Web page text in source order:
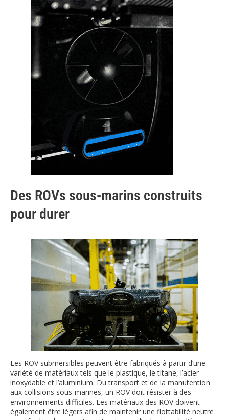
Des ROVs sous-marins construits
pour durer
Les ROV submersibles peuvent être fabriqués à partir d’une
variété de matériaux tels que le plastique, le titane, l’acier
inoxydable et l’aluminium. Du transport et de la manutention
aux collisions sous-marines, un ROV doit résister à des
environnements difficiles. Les matériaux des ROV doivent
également être légers afin de maintenir une flottabilité neutre